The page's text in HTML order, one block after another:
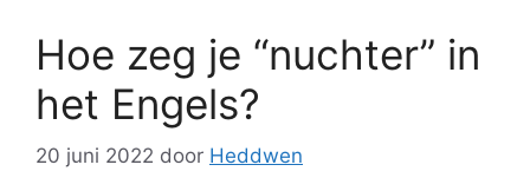
Hoe zeg je “nuchter” in
het Engels?
20 juni 2022 door Heddwen